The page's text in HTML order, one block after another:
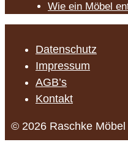
Wie ein Möbel
Datenschutz
Impressum
AGB’s
Kontakt
© 2026 Raschke